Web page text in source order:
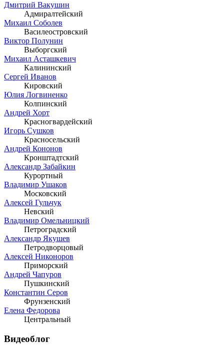
Дмитрий Вакушин
Адмиралтейский
Михаил Соболев
Василеостровский
Виктор Полунин
Выборгский
Михаил Асташкевич
Калининский
Сергей Иванов
Кировский
Юлия Логвиненко
Колпинский
Андрей Хорт
Красногвардейский
Игорь Сушков
Красносельский
Андрей Кононов
Кронштадтский
Александр Забайкин
Курортный
Владимир Ушаков
Московский
Алексей Гульчук
Невский
Владимир Омельницкий
Петроградский
Александр Якушев
Петродворцовый
Алексей Никоноров
Приморский
Андрей Чапуров
Пушкинский
Константин Серов
Фрунзенский
Елена Федорова
Центральный
Видеоблог